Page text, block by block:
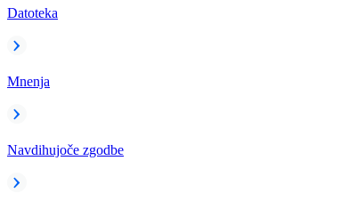
Datoteka
Mnenja
Navdihujoče zgodbe